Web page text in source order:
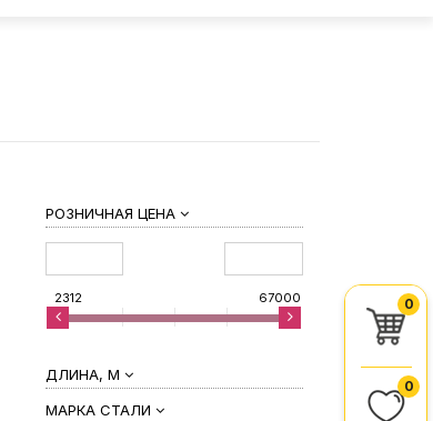
РОЗНИЧНАЯ ЦЕНА
2312 67000
ДЛИНА, М
МАРКА СТАЛИ
0
0